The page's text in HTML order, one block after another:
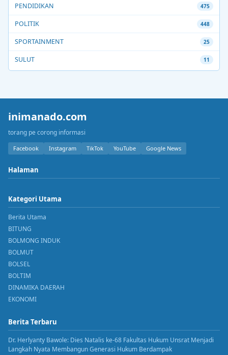
PENDIDIKAN 475
POLITIK 448
SPORTAINMENT 25
SULUT 11
inimanado.com
torang pe corong informasi
Facebook Instagram TikTok YouTube Google News
Halaman
Kategori Utama
Berita Utama
BITUNG
BOLMONG INDUK
BOLMUT
BOLSEL
BOLTIM
DINAMIKA DAERAH
EKONOMI
Berita Terbaru
Dr. Herlyanty Bawole: Dies Natalis ke-68 Fakultas Hukum Unsrat Menjadi
Langkah Nyata Membangun Generasi Hukum Berdampak